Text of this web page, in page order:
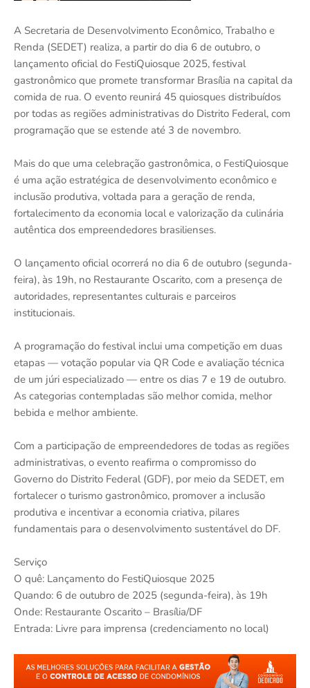
A Secretaria de Desenvolvimento Econômico, Trabalho e
Renda (SEDET) realiza, a partir do dia 6 de outubro, o
lançamento oficial do FestiQuiosque 2025, festival
gastronômico que promete transformar Brasília na capital da
comida de rua. O evento reunirá 45 quiosques distribuídos
por todas as regiões administrativas do Distrito Federal, com
programação que se estende até 3 de novembro.
Mais do que uma celebração gastronômica, o FestiQuiosque
é uma ação estratégica de desenvolvimento econômico e
inclusão produtiva, voltada para a geração de renda,
fortalecimento da economia local e valorização da culinária
autêntica dos empreendedores brasilienses.
O lançamento oficial ocorrerá no dia 6 de outubro (segunda-
feira), às 19h, no Restaurante Oscarito, com a presença de
autoridades, representantes culturais e parceiros
institucionais.
A programação do festival inclui uma competição em duas
etapas — votação popular via QR Code e avaliação técnica
de um júri especializado — entre os dias 7 e 19 de outubro.
As categorias contempladas são melhor comida, melhor
bebida e melhor ambiente.
Com a participação de empreendedores de todas as regiões
administrativas, o evento reafirma o compromisso do
Governo do Distrito Federal (GDF), por meio da SEDET, em
fortalecer o turismo gastronômico, promover a inclusão
produtiva e incentivar a economia criativa, pilares
fundamentais para o desenvolvimento sustentável do DF.
Serviço
O quê: Lançamento do FestiQuiosque 2025
Quando: 6 de outubro de 2025 (segunda-feira), às 19h
Onde: Restaurante Oscarito – Brasília/DF
Entrada: Livre para imprensa (credenciamento no local)